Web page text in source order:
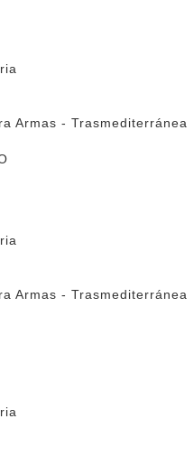
Armas - Trasmediterránea
Armas - Trasmediterránea